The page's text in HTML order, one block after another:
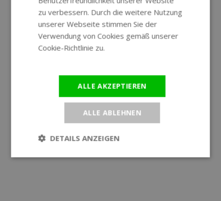
GERMAN
zu verbessern. Durch die weitere Nutzung
unserer Webseite stimmen Sie der
Verwendung von Cookies gemäß unserer
Cookie-Richtlinie zu.
ALLE AKZEPTIEREN
ALLE ABLEHNEN
DETAILS ANZEIGEN